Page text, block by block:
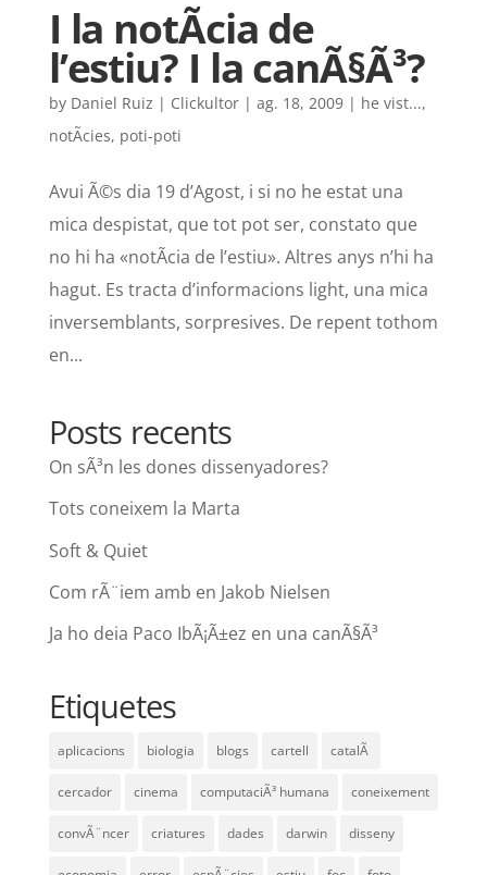
I la notÃ­cia de
l’estiu? I la canÃ§Ã³?
by Daniel Ruiz | Clickultor| ag. 18, 2009| he vist...,
notÃ­cies, poti-poti
Avui Ã©s dia 19 d’Agost, i si no he estat una
mica despistat, que tot pot ser, constato que
no hi ha «notÃ­cia de l’estiu». Altres anys n’hi ha
hagut. Es tracta d’informacions light, una mica
inversemblants, sorpresives. De repent tothom
en...
Posts recents
On sÃ³n les dones dissenyadores?
Tots coneixem la Marta
Soft & Quiet
Com rÃ¨iem amb en Jakob Nielsen
Ja ho deia Paco IbÃ¡Ã±ez en una canÃ§Ã³
Etiquetes
aplicacions biologia blogs cartell catalÃ
cercador cinema computaciÃ³ humana coneixement
convÃ¨ncer criatures dades darwin disseny